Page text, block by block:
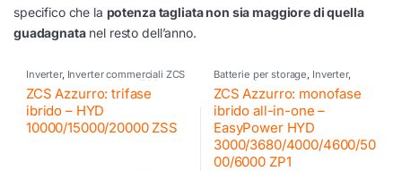
specifico che la potenza tagliata non sia maggiore di quella
guadagnatanel resto dell’anno.
Inverter, Inverter commerciali ZCS
Inverter ibrido ZCS
Azzurro,ZCS Azzurro
ZCS Azzurro: trifase
ibrido – HYD
10000/15000/20000 ZSS
Batterie per storage, Inverter,
Inverter fotovoltaico
ibrido ,Inverter residenziali ZCS
Azzurro ZCS Azzurro
Azzurro ,ZCS Azzurro
ZCS Azzurro: monofase
ibrido all-in-one –
EasyPower HYD
3000/3680/4000/4600/50
00/6000 ZP1